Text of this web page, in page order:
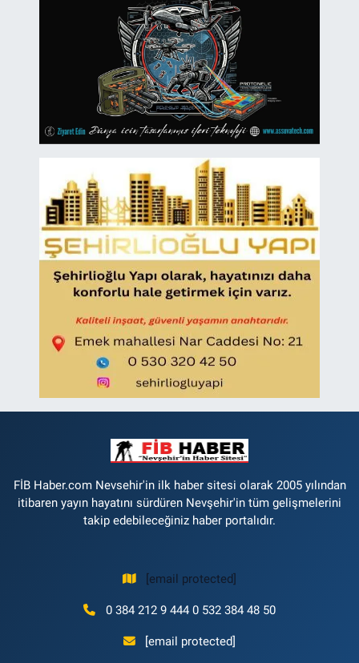
FİB Haber.com Nevsehir'in ilk haber sitesi olarak 2005 yılından
itibaren yayın hayatını sürdüren Nevşehir'in tüm gelişmelerini
takip edebileceğiniz haber portalıdır.
[email protected]
0 384 212 9 444 0 532 384 48 50
[email protected]